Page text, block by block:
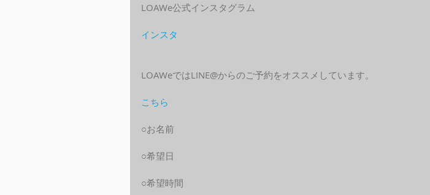
LOAWe公式インスタグラム
インスタ
LOAWeではLINE@からのご予約をオススメしています。
こちら
○お名前
○希望日
○希望時間